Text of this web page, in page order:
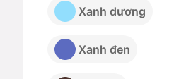
Xanh dương
Xanh đen